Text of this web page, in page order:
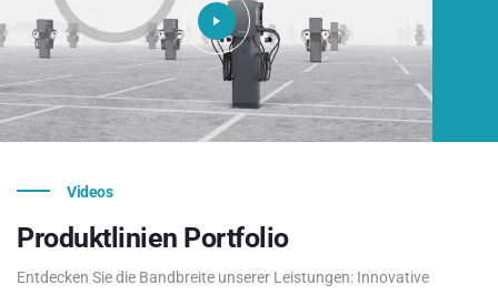
Videos
Produktlinien Portfolio
Entdecken Sie die Bandbreite unserer Leistungen: Innovative